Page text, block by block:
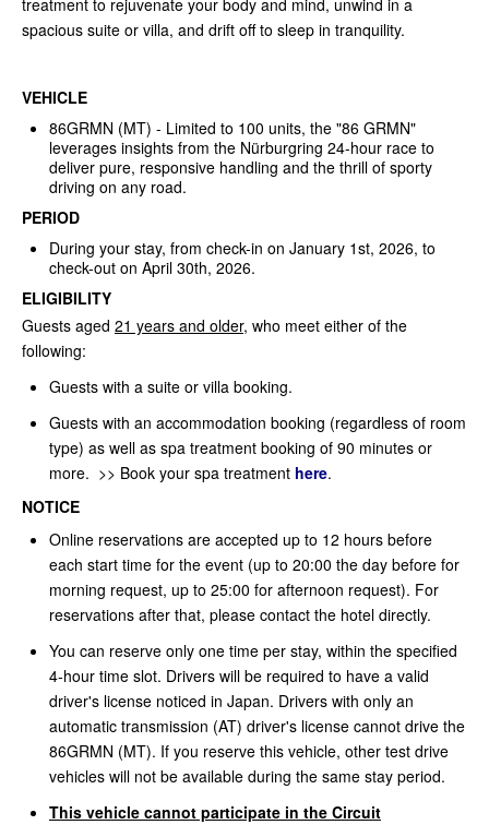
treatment to rejuvenate your body and mind, unwind in a
spacious suite or villa, and drift off to sleep in tranquility.
VEHICLE
86GRMN (MT) - Limited to 100 units, the "86 GRMN"
leverages insights from the Nürburgring 24-hour race to
deliver pure, responsive handling and the thrill of sporty
driving on any road.
PERIOD
During your stay, from check-in on January 1st, 2026, to
check-out on April 30th, 2026.
ELIGIBILITY
Guests aged 21 years and older, who meet either of the
following:
Guests with a suite or villa booking.
Guests with an accommodation booking (regardless of room
type) as well as spa treatment booking of 90 minutes or
more. >> Book your spa treatment here.
NOTICE
Online reservations are accepted up to 12 hours before
each start time for the event (up to 20:00 the day before for
morning request, up to 25:00 for afternoon request). For
reservations after that, please contact the hotel directly.
You can reserve only one time per stay, within the specified
4-hour time slot. Drivers will be required to have a valid
driver's license noticed in Japan. Drivers with only an
automatic transmission (AT) driver's license cannot drive the
86GRMN (MT). If you reserve this vehicle, other test drive
vehicles will not be available during the same stay period.
This vehicle cannot participate in the Circuit